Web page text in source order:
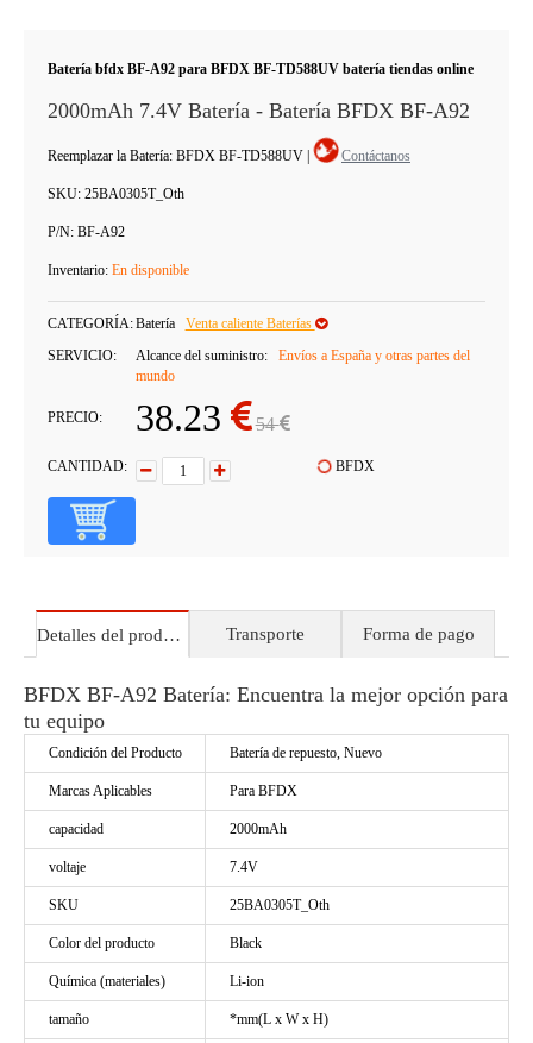
Batería bfdx BF-A92 para BFDX BF-TD588UV batería tiendas online
2000mAh 7.4V Batería - Batería BFDX BF-A92
Reemplazar la Batería: BFDX BF-TD588UV Contáctanos
SKU: 25BA0305T_Oth
P/N: BF-A92
Inventario: En disponible
CATEGORÍA:Batería
Venta caliente Baterías
SERVICIO:
Alcance del suministro:
Envíos a España y otras partes del
mundo
PRECIO: 38.23 54
CANTIDAD: BFDX
Detalles del producto Transporte Forma de pago
BFDX BF-A92 Batería: Encuentra la mejor opción para
tu equipo
Condición del Producto Batería de repuesto, Nuevo
Marcas Aplicables Para BFDX
capacidad 2000mAh
voltaje 7.4V
SKU 25BA0305T_Oth
Color del producto Black
Química (materiales) Li-ion
tamaño *mm(L x W x H)